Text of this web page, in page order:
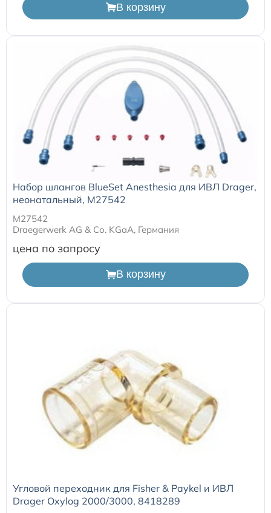
В корзину
Набор шлангов BlueSet Anesthesia для ИВЛ Drager,
неонатальный, M27542
M27542
Draegerwerk AG & Со. KGaA, Германия
цена по запросу
В корзину
Угловой переходник для Fisher & Paykel и ИВЛ
Drager Oxylog 2000/3000, 8418289